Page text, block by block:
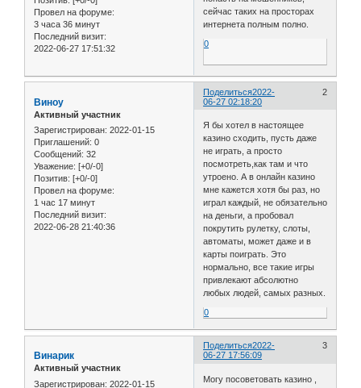
Провел на форуме:
3 часа 36 минут
Последний визит:
2022-06-27 17:51:32
сейчас таких на просторах
интернета полным полно.
0
Поделиться 2
2022-
06-27 02:18:20
Виноу
Активный участник
Зарегистрирован: 2022-01-15
Приглашений: 0
Сообщений: 32
Уважение: [+0/-0]
Позитив: [+0/-0]
Провел на форуме:
1 час 17 минут
Последний визит:
2022-06-28 21:40:36
Я бы хотел в настоящее
казино сходить, пусть даже
не играть, а просто
посмотреть,как там и что
утроено. А в онлайн казино
мне кажется хотя бы раз, но
играл каждый, не обязательно
на деньги, а пробовал
покрутить рулетку, слоты,
автоматы, может даже и в
карты поиграть. Это
нормально, все такие игры
привлекают абсолютно
любых людей, самых разных.
0
Поделиться 3
2022-
06-27 17:56:09
Винарик
Активный участник
Зарегистрирован: 2022-01-15
Могу посоветовать казино ,